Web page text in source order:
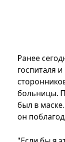
Ранее
госпиталя
больницы.
был в
он